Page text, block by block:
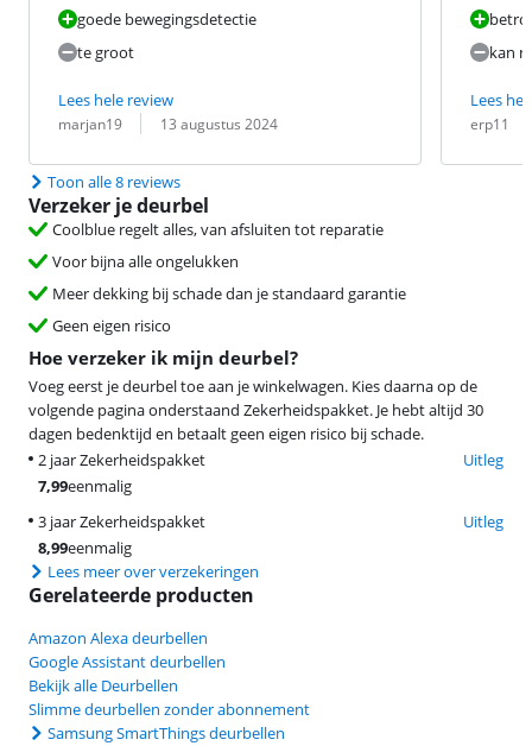
goede bewegingsdetectie
te groot
Lees hele review
Beoordeling door:
marjan19
Datum: 13 augustus 2024
kan
Lees
erp11
Datum:
Toon alle 8 reviews
Verzeker je deurbel
Coolblue regelt alles, van afsluiten tot reparatie
Voor bijna alle ongelukken
Meer dekking bij schade dan je standaard garantie
Geen eigen risico
Hoe verzeker ik mijn deurbel?
Voeg eerst je deurbel toe aan je winkelwagen. Kies daarna op de
volgende pagina onderstaand Zekerheidspakket. Je hebt altijd 30
dagen bedenktijd en betaalt geen eigen risico bij schade.
2 jaar Zekerheidspakket
Uitleg
7,99eenmalig
3 jaar Zekerheidspakket
Uitleg
8,99eenmalig
Lees meer over verzekeringen
Gerelateerde producten
Amazon Alexa deurbellen
Google Assistant deurbellen
Bekijk alle Deurbellen
Slimme deurbellen zonder abonnement
Samsung SmartThings deurbellen